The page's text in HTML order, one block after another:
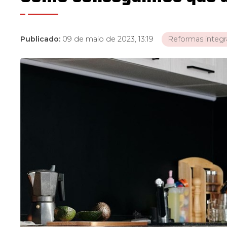
Publicado: 09 de maio de 2023, 13:19 Reformas